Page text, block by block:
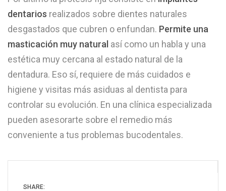
dentarios realizados sobre dientes naturales
desgastados que cubren o enfundan. Permite una
masticación muy natural así como un habla y una
estética muy cercana al estado natural de la
dentadura. Eso sí, requiere de más cuidados e
higiene y visitas más asiduas al dentista para
controlar su evolución. En una clínica especializada
pueden asesorarte sobre el remedio más
conveniente a tus problemas bucodentales.
SHARE: